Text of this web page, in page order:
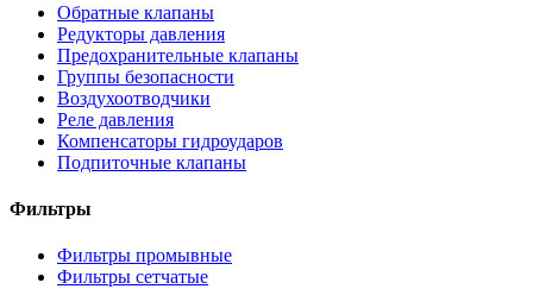
Обратные клапаны
Редукторы давления
Предохранительные клапаны
Группы безопасности
Воздухоотводчики
Реле давления
Компенсаторы гидроударов
Подпиточные клапаны
Фильтры
Фильтры промывные
Фильтры сетчатые